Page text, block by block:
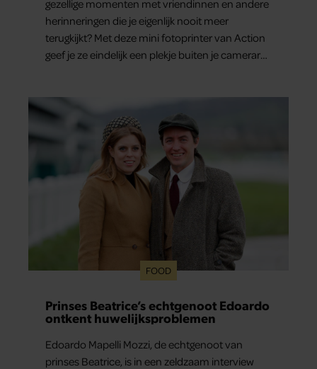
gezellige momenten met vriendinnen en andere
herinneringen die je eigenlijk nooit meer
terugkijkt? Met deze mini fotoprinter van Action
geef je ze eindelijk een plekje buiten je camerarol.
FOOD
Prinses Beatrice’s echtgenoot Edoardo
ontkent huwelijksproblemen
Edoardo Mapelli Mozzi, de echtgenoot van
prinses Beatrice, is in een zeldzaam interview